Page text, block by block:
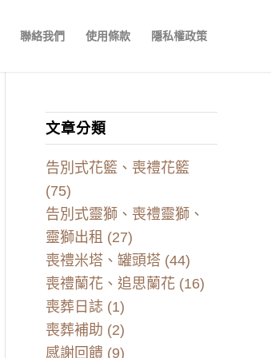
聯絡我們 使用條款 隱私權政策
文章分類
告別式花籃、喪禮花籃
(75)
告別式靈獅、喪禮靈獅、
靈獅出租 (27)
喪禮米塔、罐頭塔 (44)
喪禮蘭花、追思蘭花(16)
喪葬日誌 (1)
喪葬補助 (2)
感謝回饋(9)